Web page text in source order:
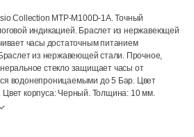
Collection MTP-M100D-1A. Точный
индикацией. Браслет из нержавеющей
часы достаточным питанием
из нержавеющей стали. Прочное,
стекло защищает часы от
водонепроницаемыми до 5 Бар. Цвет
корпуса: Черный. Толщина: 10 мм.